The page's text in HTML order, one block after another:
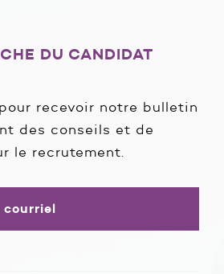
DU CANDIDAT
recevoir notre bulletin
des conseils et de
le recrutement.